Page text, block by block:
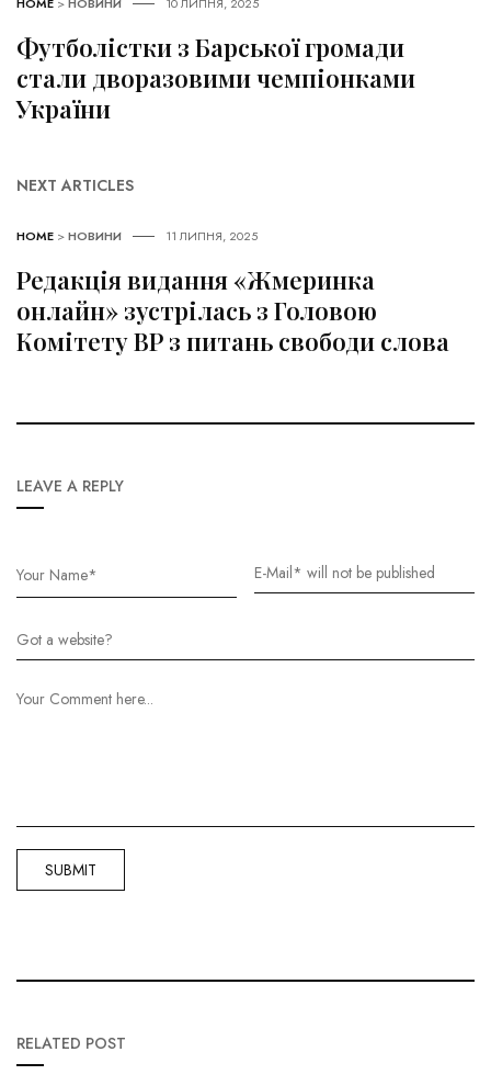
Футболістки з Барської громади
стали дворазовими чемпіонками
України
NEXT ARTICLES
HOME >НОВИНИ 11 ЛИПНЯ, 2025
Редакція видання «Жмеринка
онлайн» зустрілась з Головою
Комітету ВР з питань свободи слова
LEAVE A REPLY
RELATED POST